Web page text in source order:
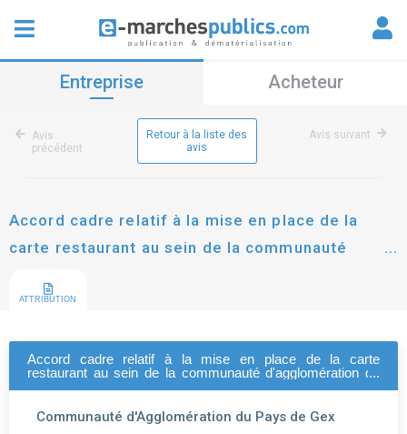
Entreprise Acheteur
Avis
précédent
Retour à la liste des
avis
Avis suivant
Accord cadre relatif à la mise en place de la
carte restaurant au sein de la communauté
ATTRIBUTION
Accord cadre relatif à la mise en place de la carte
restaurant au sein de la communauté d'agglomération du
Communauté d'Agglomération du Pays de Gex